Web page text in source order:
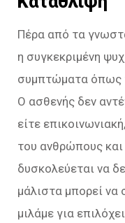
Πέρα από τα
η συγκεκριμένη
συμπτώματα όπως
Ο ασθενής δεν
είτε
του ανθρώπους και
δυσκολεύεται να
μάλιστα μπορεί να
μιλάμε για